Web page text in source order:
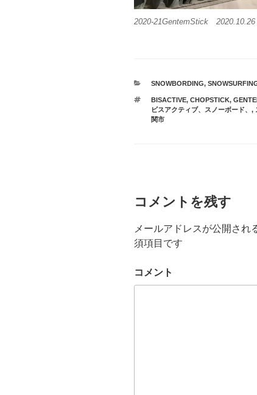
2020-21GentemStick 2020.10.26
カ
ゴ
リ
ー
SNOWBORDING,
タ
グ
BISACTIVE, CHOPSTICK,
ビスアクティブ、スノーボード、 ,
関市
コメントを残す
メールアドレスが公開され
須項目です
コメント